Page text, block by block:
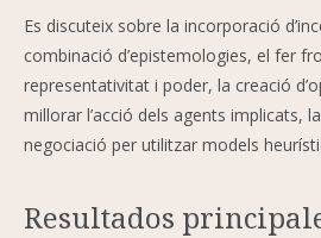
Es discuteix sobre la incorporació
combinació d’epistemologies, el fer
representativitat i poder, la creació
millorar l’acció dels agents implicats,
negociació per utilitzar models
Resultados